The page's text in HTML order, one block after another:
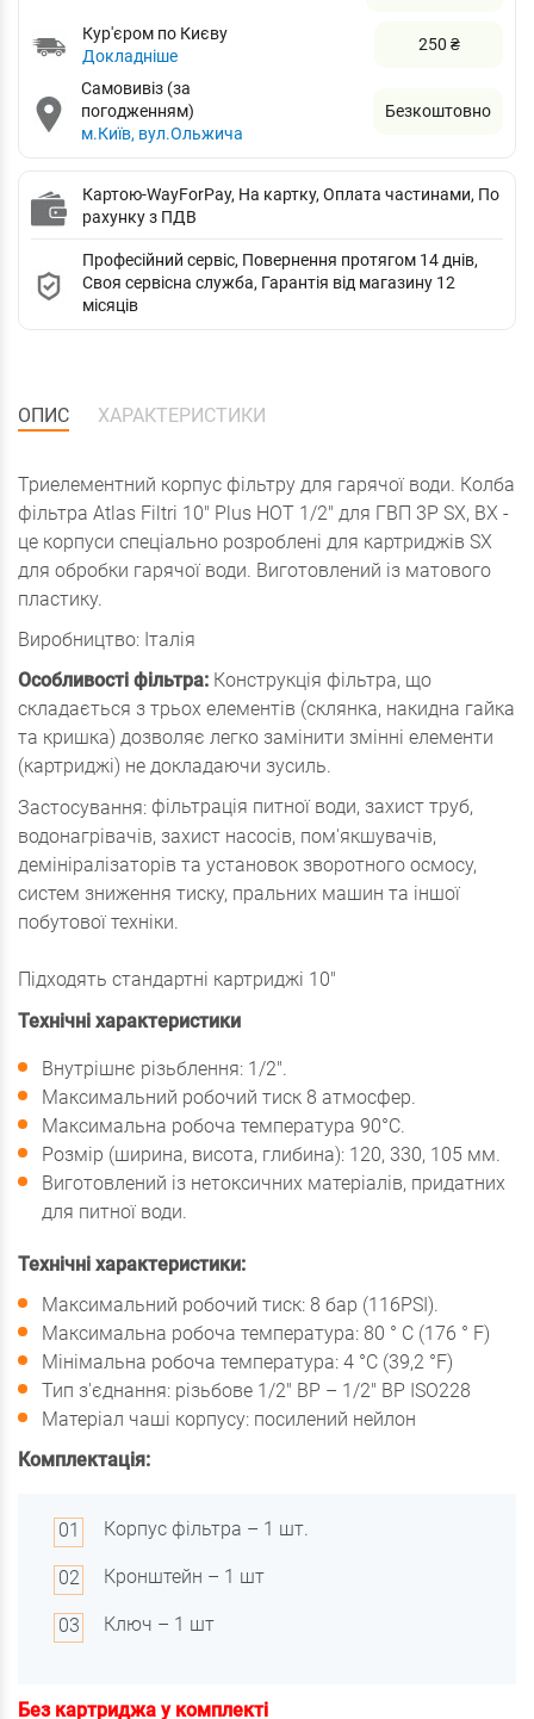
Кур'єром по Києву
Докладніше
250 ₴
Самовивіз (за
погодженням)
м.Київ, вул.Ольжича
Безкоштовно
Картою-WayForPay, На картку, Оплата частинами, По
рахунку з ПДВ
Професійний сервіс, Повернення протягом 14 днів,
Своя сервісна служба, Гарантія від магазину 12
місяців
ОПИС ХАРАКТЕРИСТИКИ
Триелементний корпус фільтру для гарячої води. Колба
фільтра Atlas Filtri 10" Plus HOT 1/2" для ГВП 3P SX, BX -
це корпуси спеціально розроблені для картриджів SX
для обробки гарячої води. Виготовлений із матового
пластику.
Виробництво: Італія
Особливості фільтра: Конструкція фільтра, що
складається з трьох елементів (склянка, накидна гайка
та кришка) дозволяє легко замінити змінні елементи
(картриджі) не докладаючи зусиль.
Застосування: фільтрація питної води, захист труб,
водонагрівачів, захист насосів, пом'якшувачів,
демініралізаторів та установок зворотного осмосу,
систем зниження тиску, пральних машин та іншої
побутової техніки.
Підходять стандартні картриджі 10"
Технічні характеристики
Внутрішнє різьблення: 1/2".
Максимальний робочий тиск 8 атмосфер.
Максимальна робоча температура 90°С.
Розмір (ширина, висота, глибина): 120, 330, 105 мм.
Виготовлений із нетоксичних матеріалів, придатних
для питної води.
Технічні характеристики:
Максимальний робочий тиск: 8 бар (116PSI).
Максимальна робоча температура: 80 ° C (176 ° F)
Мінімальна робоча температура: 4 °C (39,2 °F)
Тип з'єднання: різьбове 1/2" BP – 1/2" BP ISO228
Матеріал чаші корпусу: посилений нейлон
Комплектація:
Корпус фільтра – 1 шт.
Кронштейн – 1 шт
Ключ – 1 шт
Без картриджа у комплекті